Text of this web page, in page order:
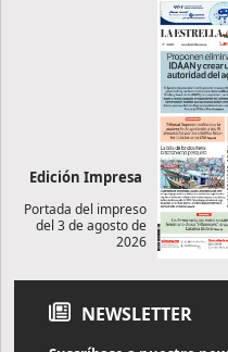
Edición Impresa
Portada del impreso
del 3 de agosto de
2026
NEWSLETTER